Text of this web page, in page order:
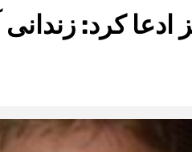
ادعا کرد: